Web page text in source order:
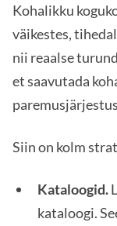
Kohalikku
väikestes,
nii reaalse
et saavutada
Siin on kolm
Kataloogid.
kataloogi.